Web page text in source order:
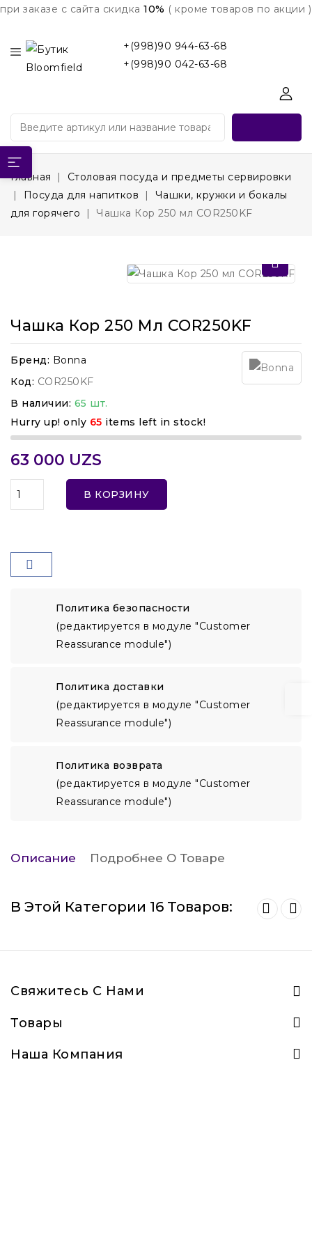
при заказе с сайта скидка 10% ( кроме товаров по акции )
+(998)90 944-63-68
+(998)90 042-63-68
Главная
Столовая посуда и предметы сервировки
Посуда для напитков
Чашки, кружки и бокалы
для горячего
Чашка Кор 250 мл COR250KF
Чашка Кор 250 Мл COR250KF
Бренд: Bonna
Код: COR250KF
В наличии: 65 шт.
Hurry up! only 65 items left in stock!
63 000 UZS
В КОРЗИНУ
Политика безопасности
(редактируется в модуле "Customer
Reassurance module")
Политика доставки
(редактируется в модуле "Customer
Reassurance module")
Политика возврата
(редактируется в модуле "Customer
Reassurance module")
Описание Подробнее О Товаре
В Этой Категории 16 Товаров:
Свяжитесь С Нами
Товары
Наша Компания